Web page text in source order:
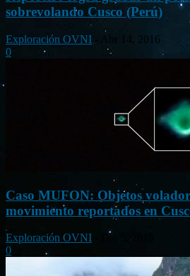
sobrevolando Cusco (Perú)
Exploración OVNI
Abr 14, 2016
0
Caso MUFON: Objetos
movimiento reportados en
Exploración OVNI
Dic 5, 2015
0